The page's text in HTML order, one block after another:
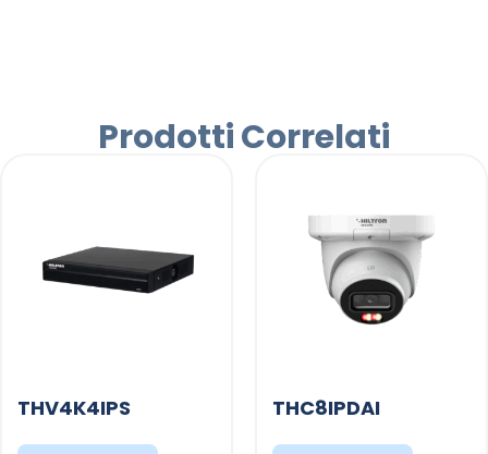
Prodotti Correlati
THV4K4IPS THC8IPDAI